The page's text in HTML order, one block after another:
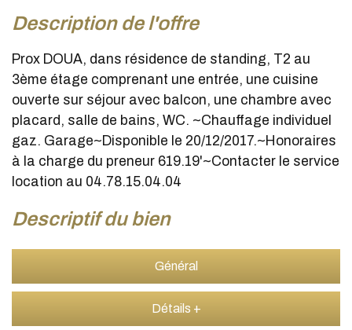
description de l'offre
Prox DOUA, dans résidence de standing, T2 au
3ème étage comprenant une entrée, une cuisine
ouverte sur séjour avec balcon, une chambre avec
placard, salle de bains, WC. ~Chauffage individuel
gaz. Garage~Disponible le 20/12/2017.~Honoraires
à la charge du preneur 619.19'~Contacter le service
location au 04.78.15.04.04
descriptif du bien
Général
Détails +